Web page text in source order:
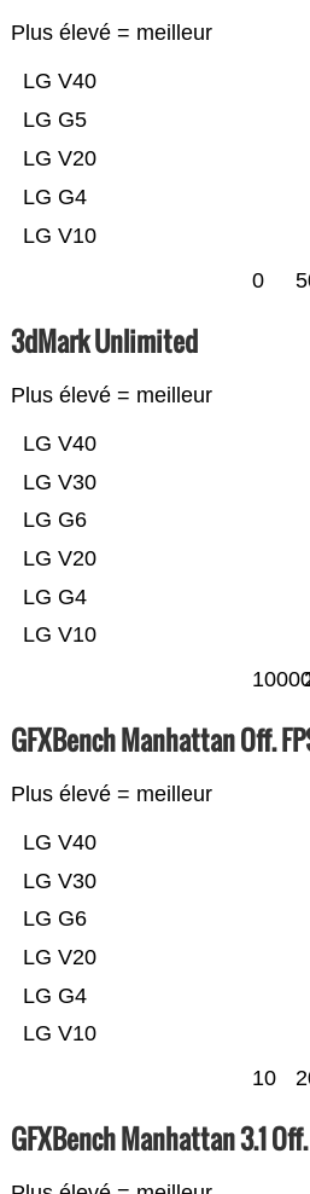
Plus élevé = meilleur
LG V10
LG G4
LG V20
LG G5
LG V40
0
3dMark Unlimited
Plus élevé = meilleur
LG V10
LG G4
LG V20
LG G6
LG V30
LG V40
GFXBench Manhattan Off.
Plus élevé = meilleur
LG V10
LG G4
LG V20
LG G6
LG V30
LG V40
10
GFXBench Manhattan 3.1